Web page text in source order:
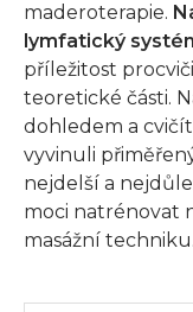
maderoterapie.
lymfatický
příležitost
teoretické části.
dohledem a
vyvinuli
nejdelší a
moci natrénovat
masážní techniku.